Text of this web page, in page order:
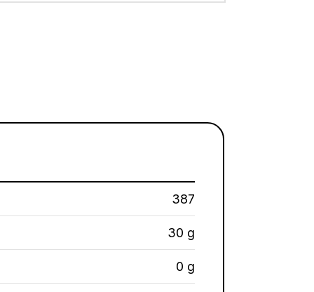
387
30 g
0 g